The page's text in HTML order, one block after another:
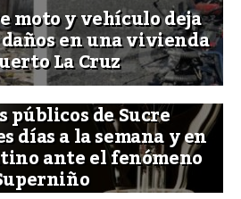
moto y vehículo deja
en una vivienda
La Cruz
públicos de Sucre
días a la semana y en
ante el fenómeno